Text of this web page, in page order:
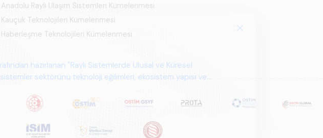
hazırlanan "Raylı Sistemlerde Ulusal ve Küresel
sektörünü teknoloji eğilimleri, ekosistem yapısı ve
Anadolu Raylı Ulaşım Sistemleri Kümelenmesi
Kauçuk Teknolojileri Kümelenmesi
Haberleşme Teknolojileri Kümelenmesi